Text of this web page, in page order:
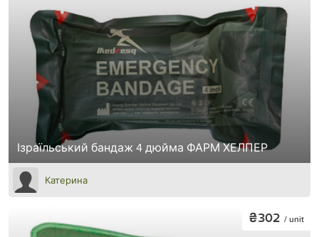
Ізраїльський бандаж 4 дюйма ФАРМ ХЕЛПЕР
Катерина
₴302 / unit